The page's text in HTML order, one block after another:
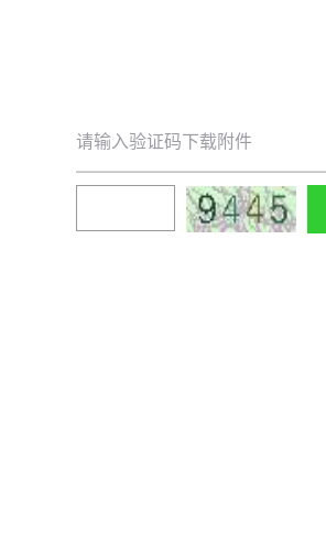
请输入验证码下载附件